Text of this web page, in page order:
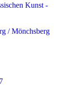
Kunst -
/ Mönchsberg